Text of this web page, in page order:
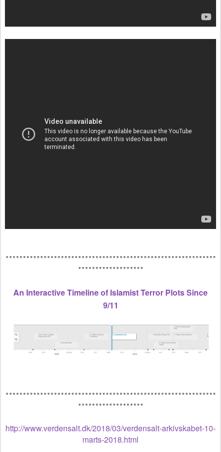
*************************************************************
*******************
An Interactive Timeline of Islamist Terror Plots Since
9/11
*************************************************************
*******************
http://www.verdensalt.dk/2018/03/verdensalt-arkivskabet-10-
marts-2018.html